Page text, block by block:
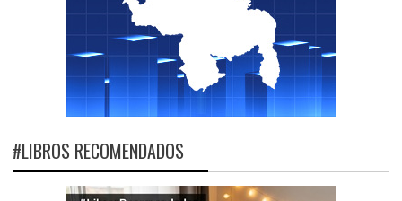
#LIBROS RECOMENDADOS